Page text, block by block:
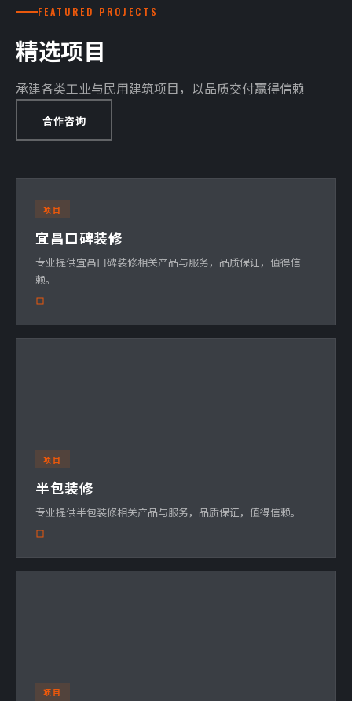
FEATURED PROJECTS
精选项目
承建各类工业与民用建筑项目，以品质交付赢得信赖
合作咨询
项目
宜昌口碑装修
专业提供宜昌口碑装修相关产品与服务，品质保证，值得信
赖。
项目
半包装修
专业提供半包装修相关产品与服务，品质保证，值得信赖。
项目